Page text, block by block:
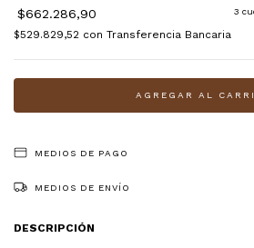
$662.286,90 3
$529.829,52 con Transferencia Bancaria
MEDIOS DE PAGO
MEDIOS DE ENVÍO
DESCRIPCIÓN